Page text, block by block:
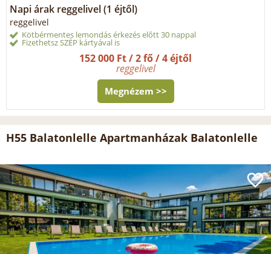
Napi árak reggelivel (1 éjtől)
reggelivel
Kötbérmentes lemondás érkezés előtt 30 nappal
Fizethetsz SZÉP kártyával is
152 000 Ft / 2 fő / 4 éjtől
reggelivel
Megnézem >>
H55 Balatonlelle Apartmanházak Balatonlelle